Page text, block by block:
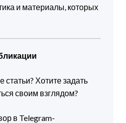
и материалы, которых
статьи? Хотите задать
своим взглядом?
в Telegram-